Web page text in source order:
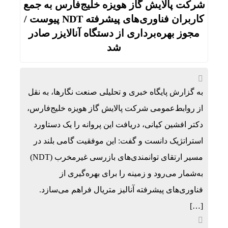
شرکت پالایش گاز هویزه خلیج‌فارس به جمع
کاربران فناوری‌های پیشرفته NDT پیوست /
مجوز بهره‌برداری از دستگاه آنالایزر صادر
شد
به گزارش پایگاه خبری و تحلیلی صنعت نگارها، به نقل
از روابط‌عمومی شرکت پالایش گاز هویزه خلیج‌فارس،
دکتر افشین کیانی، دریافت این پروانه را یک دستاورد
استراتژیک دانست و گفت: این موفقیت گامی بلند در
مسیر ارتقای توانمندی‌های بازرسی غیرمخرب (NDT)
به‌شمار می‌رود و زمینه‌ را برای بهره‌گیری از
فناوری‌های پیشرفته آنالیز متریال فراهم می‌سازد.
[…]